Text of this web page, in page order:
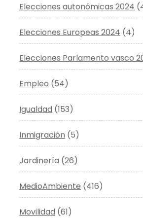
Elecciones autonómicas 2024
Elecciones Europeas 2024 (4)
Elecciones Parlamento vasco
Empleo (54)
Igualdad (153)
Inmigración (5)
Jardinería (26)
MedioAmbiente (416)
Movilidad (61)